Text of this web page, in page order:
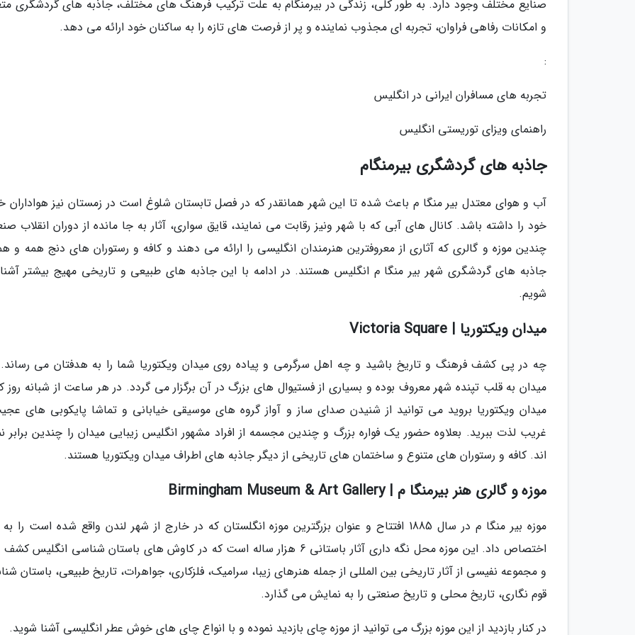
صنایع مختلف وجود دارد. به طور کلی، زندگی در بیرمنگام به علت ترکیب فرهنگ های مختلف، جاذبه های گردشگری
و امکانات رفاهی فراوان، تجربه ای مجذوب نماینده و پر از فرصت های تازه را به ساکنان خود ارائه می دهد.
:
تجربه های مسافران ایرانی در انگلیس
راهنمای ویزای توریستی انگلیس
جاذبه های گردشگری بیرمنگام
آب و هوای معتدل بیر منگا م باعث شده تا این شهر همانقدر که در فصل تابستان شلوغ است در زمستان نیز
خود را داشته باشد. کانال های آبی که با شهر ونیز رقابت می نمایند، قایق سواری، آثار به جا مانده از دوران انقلاب
چندین موزه و گالری که آثاری از معروفترین هنرمندان انگلیسی را ارائه می دهند و کافه و رستوران های دنج همه و
جاذبه های گردشگری شهر بیر منگا م انگلیس هستند. در ادامه با این جاذبه های طبیعی و تاریخی مهیج بیشتر
شویم.
میدان ویکتوریا | Victoria Square
چه در پی کشف فرهنگ و تاریخ باشید و چه اهل سرگرمی و پیاده روی میدان ویکتوریا شما را به هدفتان می
میدان به قلب تپنده شهر معروف بوده و بسیاری از فستیوال های بزرگ در آن برگزار می گردد. در هر ساعت از شبانه روز
میدان ویکتوریا بروید می توانید از شنیدن صدای ساز و آواز گروه های موسیقی خیابانی و تماشا پایکوبی های
غریب لذت ببرید. بعلاوه حضور یک فواره بزرگ و چندین مجسمه از افراد مشهور انگلیس زیبایی میدان را چندین برابر
اند. کافه و رستوران های متنوع و ساختمان های تاریخی از دیگر جاذبه های اطراف میدان ویکتوریا هستند.
موزه و گالری هنر بیرمنگا م | Birmingham Museum & Art Gallery
موزه بیر منگا م در سال 1885 افتتاح و عنوان بزرگترین موزه انگلستان که در خارج از شهر لندن واقع شده است را
اختصاص داد. این موزه محل نگه داری آثار باستانی 6 هزار ساله است که در کاوش های باستان شناسی انگلیس
و مجموعه نفیسی از آثار تاریخی بین المللی از جمله هنرهای زیبا، سرامیک، فلزکاری، جواهرات، تاریخ طبیعی، باستان
قوم نگاری، تاریخ محلی و تاریخ صنعتی را به نمایش می گذارد.
در کنار بازدید از این موزه بزرگ می توانید از موزه چای بازدید نموده و با انواع چای های خوش عطر انگلیسی آشنا شوید.